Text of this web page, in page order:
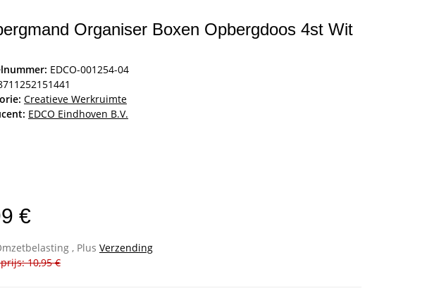
Organiser Boxen Opbergdoos 4st Wit
EDCO-001254-04
Creatieve Werkruimte
EDCO Eindhoven B.V.
€
, Plus Verzending
10,95 €